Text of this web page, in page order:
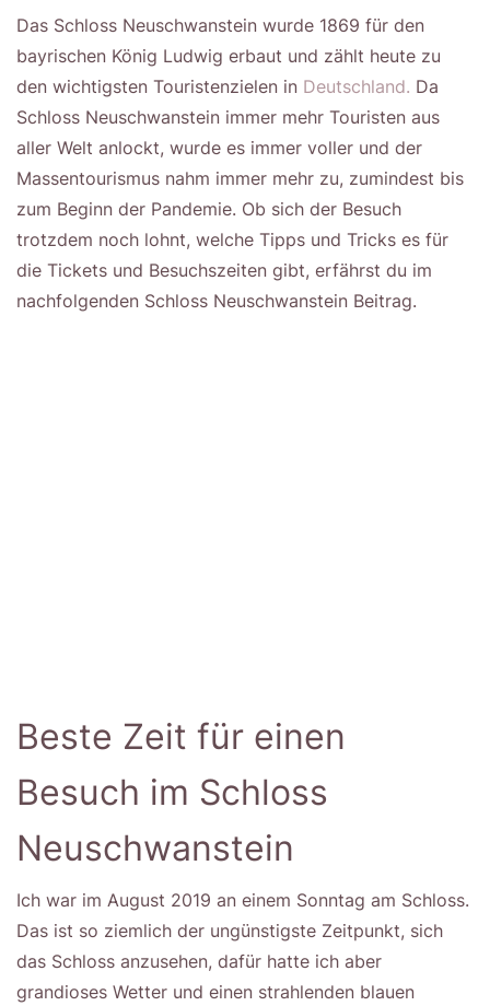
Das Schloss Neuschwanstein wurde 1869 für den
bayrischen König Ludwig erbaut und zählt heute zu
den wichtigsten Touristenzielen in Deutschland. Da
Schloss Neuschwanstein immer mehr Touristen aus
aller Welt anlockt, wurde es immer voller und der
Massentourismus nahm immer mehr zu, zumindest bis
zum Beginn der Pandemie. Ob sich der Besuch
trotzdem noch lohnt, welche Tipps und Tricks es für
die Tickets und Besuchszeiten gibt, erfährst du im
nachfolgenden Schloss Neuschwanstein Beitrag.
Beste Zeit für einen
Besuch im Schloss
Neuschwanstein
Ich war im August 2019 an einem Sonntag am Schloss.
Das ist so ziemlich der ungünstigste Zeitpunkt, sich
das Schloss anzusehen, dafür hatte ich aber
grandioses Wetter und einen strahlenden blauen